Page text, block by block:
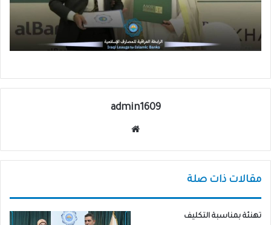
admin1609
مقالات ذات صلة
تهنئة بمناسبة التكليف